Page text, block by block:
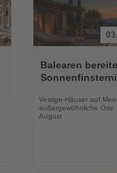
Sie
die
Balearen
Vestige-Häuser auf
außergewöhnliche Orte
August